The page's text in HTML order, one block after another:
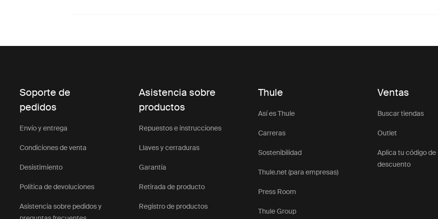
Soporte de
pedidos
Envío y entrega
Condiciones de venta
Desistimiento
Política de devoluciones
Asistencia sobre pedidos y
Asistencia sobre
productos
Repuestos e instrucciones
Llaves y cerraduras
Garantía
Retirada de producto
Registro de productos
Thule
Así es Thule
Carreras
Sostenibilidad
Thule.net (para empresas)
Press Room
Thule Group
Ventas
Buscar tiendas
Outlet
Aplica tu código de
descuento